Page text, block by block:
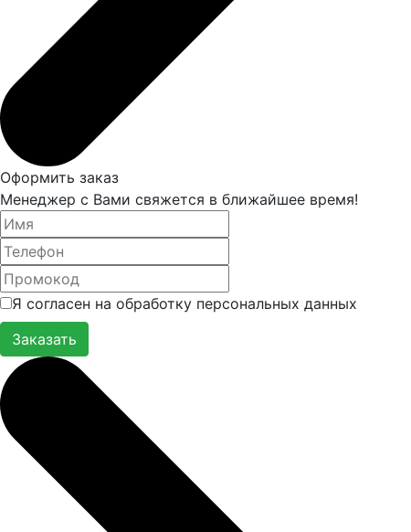
Оформить заказ
Менеджер с Вами свяжется в ближайшее время!
Я согласен на обработку персональных данных
Заказать